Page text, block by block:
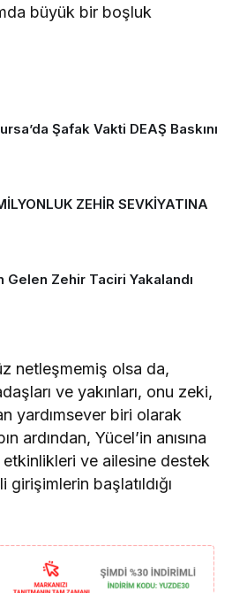
büyük bir boşluk
Şafak Vakti DEAŞ Baskını
ZEHİR SEVKİYATINA
Gelen Zehir Taciri Yakalandı
netleşmemiş olsa da,
ve yakınları, onu zeki,
yardımsever biri olarak
ardından, Yücel’in anısına
ve ailesine destek
girişimlerin başlatıldığı